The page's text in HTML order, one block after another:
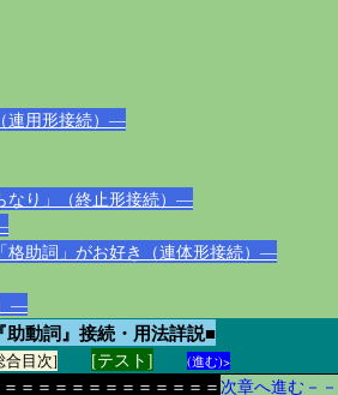
連用形接続）―
なり」（終止形接続）―
格助詞」がお好き（連体形接続）―
―
助動詞』接続・用法詳説■
合目次] [テスト] (進む)>
＝＝＝＝＝＝＝＝＝＝＝＝ 次章へ進む－